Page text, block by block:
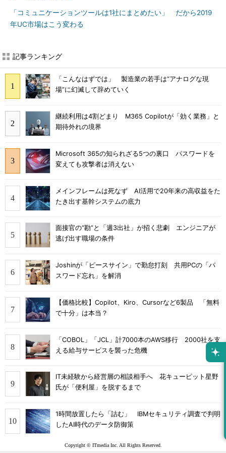
「コミュニケーションツールは1社にまとめたい」 だから2019
年UC市場はこう変わる
記事ランキング
「こんなはずでは」 製造業の若手は“アナログな現
場”に幻滅して辞めていく
継続利用は4割どまり M365 Copilotが「効く業務」と
期待外れの境界
Microsoft 365の知られざる5つの裏口 パスワードを
変えても攻撃者は消えない
メインフレームは死なず AI活用で20年来の高収益をた
たき出す基幹システムの底力
面接官の“勘”と「週3出社」が招く悲劇 エンジニアが
逃げ出す職場の条件
Joshinが「ピースサイン」で勤怠打刻 共用PCの「パ
スワード忘れ」を解消
【価格比較】Copilot、Kiro、Cursorなど6製品 「無料
で十分」は本当？
「COBOL」「JCL」計7000本のAWS移行 2000社を支
える給与サービスを襲った危機
IT未経験から経営層の相談相手へ 花キューピット星野
氏が「便利屋」を脱するまで
1時間放置したら「詰む」 IBMセキュリティ調査で判明
したAI時代のデータ防御策
Copyright © ITmedia Inc. All Rights Reserved.